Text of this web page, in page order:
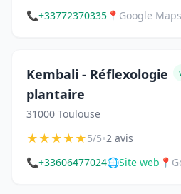
📞+33772370335 📍 Google Maps
Kembali - Réflexologie
plantaire
31000 Toulouse
★★★★★5/5•2 avis
📞+33606477024🌐Site web 📍